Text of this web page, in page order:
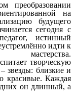
преобразовании
на
будущего
сегодня с
истинный
идти к
мастерства.
творческую
звезды: близкие и
красивые. Каждая
он длинный, а